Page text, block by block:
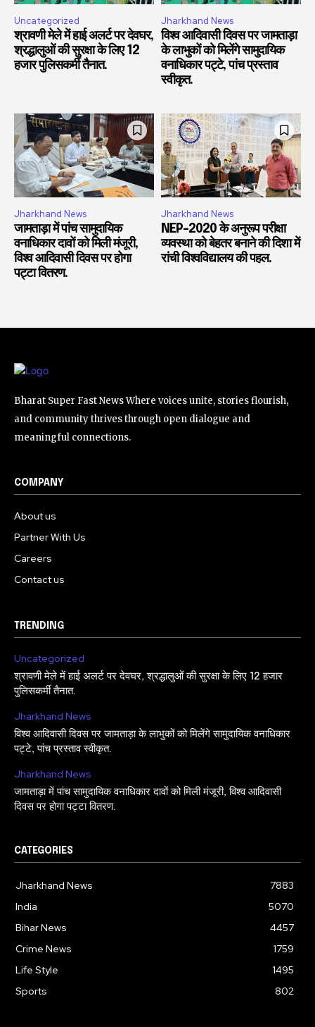
Uncategorized
श्रावणी मेले में हाई अलर्ट पर देवघर,
श्रद्धालुओं की सुरक्षा के लिए 12
हजार पुलिसकर्मी तैनात.
Jharkhand News
विश्व आदिवासी दिवस पर जामताड़ा
के लाभुकों को मिलेंगे सामुदायिक
वनाधिकार पट्टे, पांच प्रस्ताव
स्वीकृत.
Jharkhand News
जामताड़ा में पांच सामुदायिक
वनाधिकार दावों को मिली मंजूरी,
विश्व आदिवासी दिवस पर होगा
पट्टा वितरण.
Jharkhand News
NEP-2020 के अनुरूप परीक्षा
व्यवस्था को बेहतर बनाने की दिशा में
रांची विश्वविद्यालय की पहल.
Bharat Super Fast News Where voices unite, stories flourish,
and community thrives through open dialogue and
meaningful connections.
COMPANY
About us
Partner With Us
Careers
Contact us
TRENDING
Uncategorized
श्रावणी मेले में हाई अलर्ट पर देवघर, श्रद्धालुओं की सुरक्षा के लिए 12 हजार
पुलिसकर्मी तैनात.
Jharkhand News
विश्व आदिवासी दिवस पर जामताड़ा के लाभुकों को मिलेंगे सामुदायिक वनाधिकार
पट्टे, पांच प्रस्ताव स्वीकृत.
Jharkhand News
जामताड़ा में पांच सामुदायिक वनाधिकार दावों को मिली मंजूरी, विश्व आदिवासी
दिवस पर होगा पट्टा वितरण.
CATEGORIES
Jharkhand News
7883
India
5070
Bihar News
4457
Crime News
1759
Life Style
1495
Sports
802